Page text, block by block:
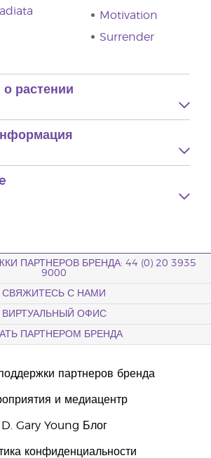
Motivation
Surrender
растении
ПАРТНЕРОВ БРЕНДА: 44 (0) 20 3935
9000
СВЯЖИТЕСЬ С НАМИ
ВИРТУАЛЬНЫЙ ОФИС
ПАРТНЕРОМ БРЕНДА
партнеров бренда
и медиацентр
D. Gary Young Блог
конфиденциальности